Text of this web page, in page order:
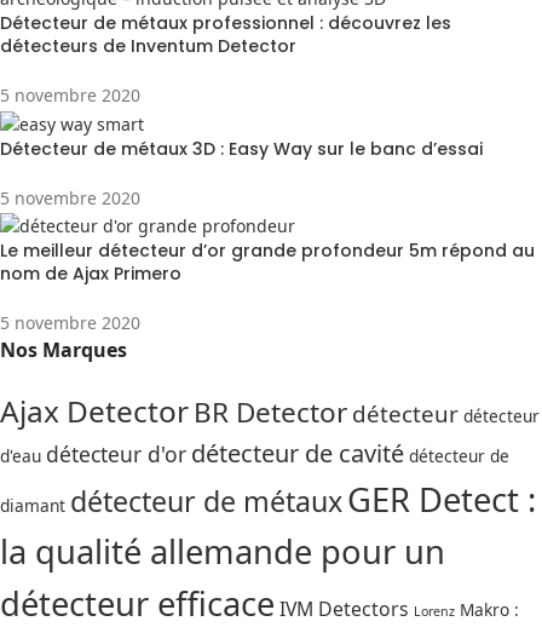
Détecteur de métaux professionnel : découvrez les
détecteurs de Inventum Detector
5 novembre 2020
Détecteur de métaux 3D : Easy Way sur le banc d’essai
5 novembre 2020
Le meilleur détecteur d’or grande profondeur 5m répond au
nom de Ajax Primero
5 novembre 2020
Nos Marques
Ajax DetectorBR Detectordétecteur détecteur
d'eau détecteur d'or détecteur de cavité détecteur de
diamant détecteur de métauxGER Detect :
la qualité allemande pour un
détecteur efficace IVM Detectors Lorenz Makro :